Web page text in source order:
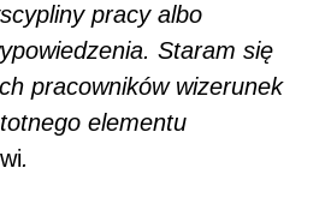
pracy albo
Staram się
pracowników wizerunek
elementu
.